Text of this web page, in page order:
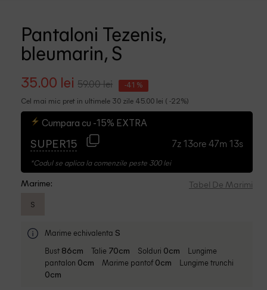
Pantaloni Tezenis,
bleumarin, S
35.00 lei 59.00 lei -41 %
Cel mai mic pret in ultimele 30 zile 45.00 lei ( -22%)
Cumpara cu -15% EXTRA
SUPER15 7z 13ore 47m 12s
*Codul se aplica la comenzile peste 300 lei
Marime: Tabel De Marimi
S
Marime echivalenta S
Bust 86cm Talie 70cm Solduri 0cm
Lungime
pantalon 0cm Marime pantof 0cm Lungime trunchi
0cm